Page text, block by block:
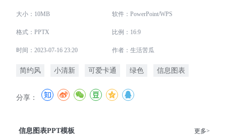
大小：10MB 软件：PowerPoint/WPS
格式：PPTX 比例：16:9
时间：2023-07-16 23:20 作者：生活苦瓜
简约风 小清新 可爱卡通 绿色 信息图表
分享：
信息图表PPT模板 更多>